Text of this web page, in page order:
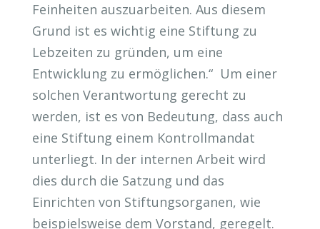
Feinheiten auszuarbeiten. Aus diesem
Grund ist es wichtig eine Stiftung zu
Lebzeiten zu gründen, um eine
Entwicklung zu ermöglichen.“ Um einer
solchen Verantwortung gerecht zu
werden, ist es von Bedeutung, dass auch
eine Stiftung einem Kontrollmandat
unterliegt. In der internen Arbeit wird
dies durch die Satzung und das
Einrichten von Stiftungsorganen, wie
beispielsweise dem Vorstand, geregelt.